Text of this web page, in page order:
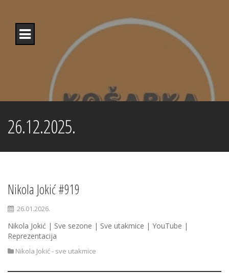
content
26.12.2025.
Nikola Jokić #919
26.01.2026.
Nikola Jokić | Sve sezone | Sve utakmice | YouTube |
Reprezentacija
Nikola Jokić - sve utakmice